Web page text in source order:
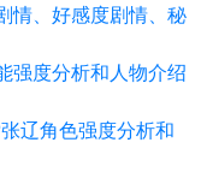
情、好感度剧情、秘
强度分析和人物介绍
辽角色强度分析和